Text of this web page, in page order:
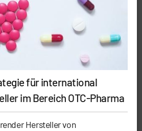
für international
im Bereich OTC-Pharma
Hersteller von